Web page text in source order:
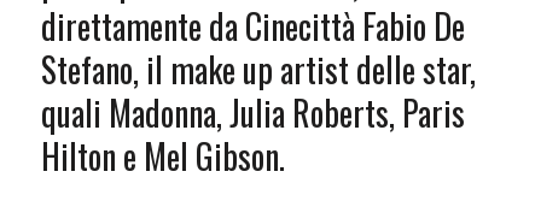
direttamente da Cinecittà Fabio De
Stefano, il make up artist delle star,
quali Madonna, Julia Roberts, Paris
Hilton e Mel Gibson.